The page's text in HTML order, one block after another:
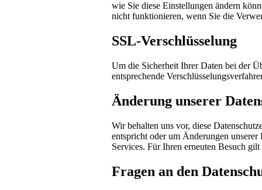
wie Sie diese Einstellungen ändern
nicht funktionieren, wenn Sie die
SSL-Verschlüsselung
Um die Sicherheit Ihrer Daten bei der
entsprechende
Änderung unserer
Wir behalten uns vor, diese
entspricht oder um Änderungen
Services. Für Ihren erneuten Besuch
Fragen an den